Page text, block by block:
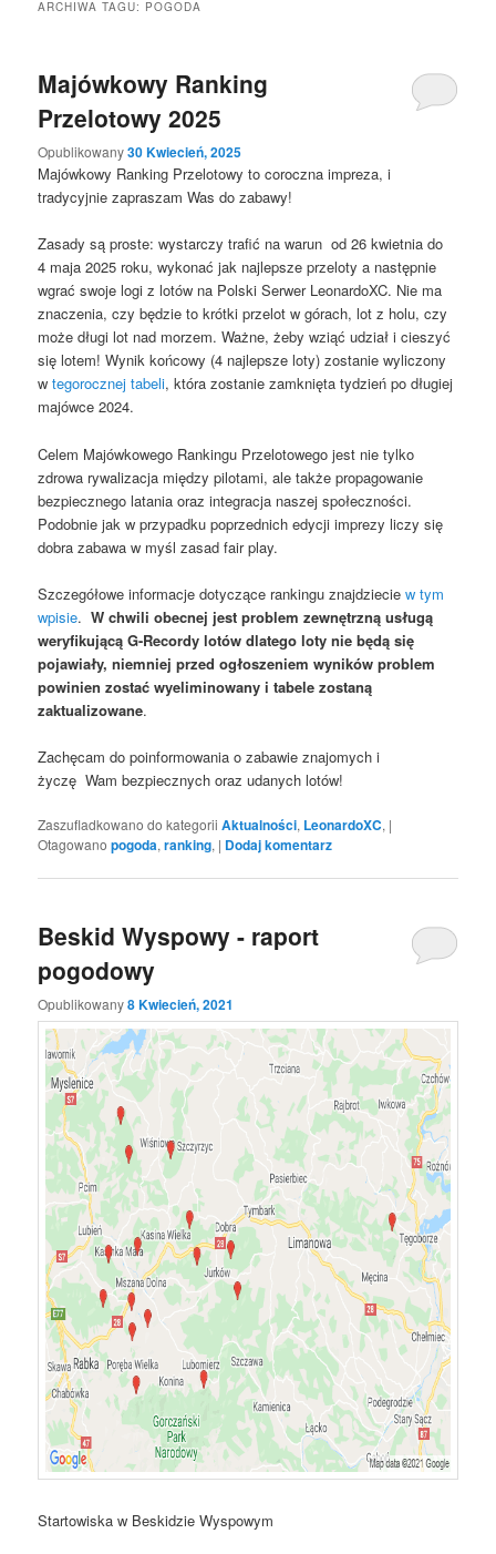
ARCHIWA TAGU: POGODA
Majówkowy Ranking
Przelotowy 2025
Opublikowany30 Kwiecień, 2025
Majówkowy Ranking Przelotowy to coroczna impreza, i
tradycyjnie zapraszam Was do zabawy!
Zasady są proste: wystarczy trafić na warun od 26 kwietnia do
4 maja 2025 roku, wykonać jak najlepsze przeloty a następnie
wgrać swoje logi z lotów na Polski Serwer LeonardoXC. Nie ma
znaczenia, czy będzie to krótki przelot w górach, lot z holu, czy
może długi lot nad morzem. Ważne, żeby wziąć udział i cieszyć
się lotem! Wynik końcowy (4 najlepsze loty) zostanie wyliczony
wtegorocznej tabeli, która zostanie zamknięta tydzień po długiej
majówce 2024.
Celem Majówkowego Rankingu Przelotowego jest nie tylko
zdrowa rywalizacja między pilotami, ale także propagowanie
bezpiecznego latania oraz integracja naszej społeczności.
Podobnie jak w przypadku poprzednich edycji imprezy liczy się
dobra zabawa w myśl zasad fair play.
Szczegółowe informacje dotyczące rankingu znajdzieciew tym
wpisie.W chwili obecnej jest problem zewnętrzną usługą
weryfikującą G-Recordy lotów dlatego loty nie będą się
pojawiały, niemniej przed ogłoszeniem wyników problem
powinien zostać wyeliminowany i tabele zostaną
zaktualizowane.
Zachęcam do poinformowania o zabawie znajomych i
życzę Wam bezpiecznych oraz udanych lotów!
Zaszufladkowano do kategorii Aktualności, LeonardoXC, |
Otagowano pogoda,ranking, | Dodaj komentarz
Beskid Wyspowy - raport
pogodowy
Opublikowany8 Kwiecień, 2021
Startowiska w Beskidzie Wyspowym